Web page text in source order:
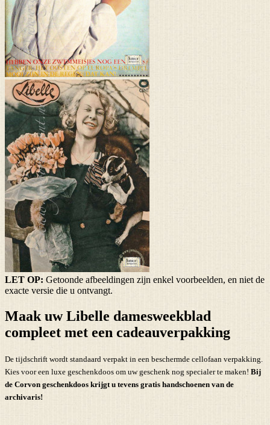
LET OP: Getoonde afbeeldingen zijn enkel voorbeelden, en niet de
exacte versie die u ontvangt.
Maak uw Libelle damesweekblad
compleet met een cadeauverpakking
De tijdschrift wordt standaard verpakt in een beschermde cellofaan verpakking.
Kies voor een luxe geschenkdoos om uw geschenk nog specialer te maken! Bij
de Corvon geschenkdoos krijgt u tevens gratis handschoenen van de
archivaris!